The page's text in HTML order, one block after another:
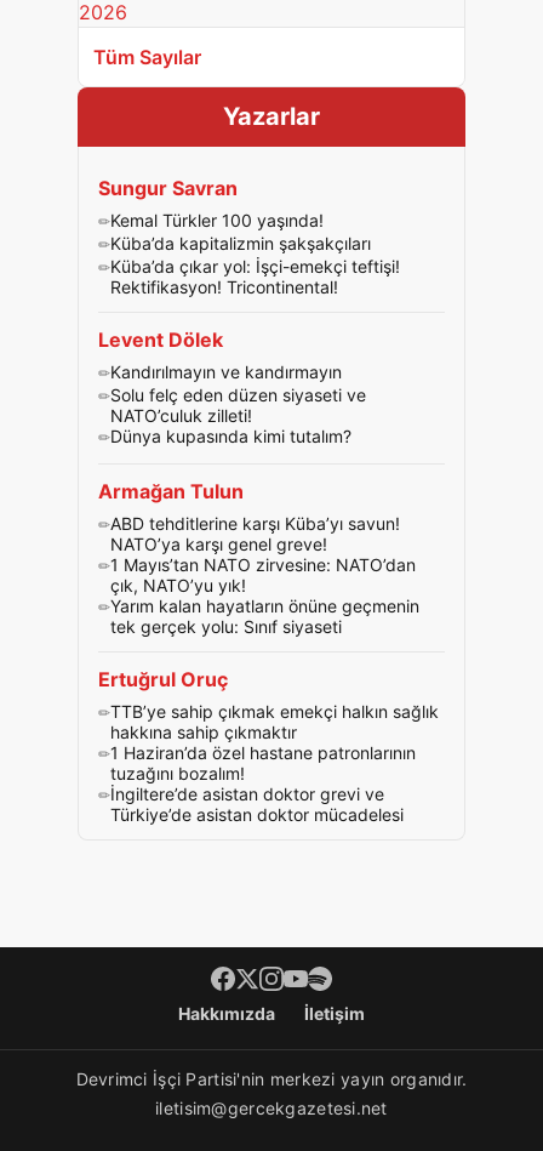
Tüm Sayılar
Yazarlar
Sungur Savran
Kemal Türkler 100 yaşında!
Küba’da kapitalizmin şakşakçıları
Küba’da çıkar yol: İşçi-emekçi teftişi!
Rektifikasyon! Tricontinental!
Levent Dölek
Kandırılmayın ve kandırmayın
Solu felç eden düzen siyaseti ve
NATO’culuk zilleti!
Dünya kupasında kimi tutalım?
Armağan Tulun
ABD tehditlerine karşı Küba’yı savun!
NATO’ya karşı genel greve!
1 Mayıs’tan NATO zirvesine: NATO’dan
çık, NATO’yu yık!
Yarım kalan hayatların önüne geçmenin
tek gerçek yolu: Sınıf siyaseti
Ertuğrul Oruç
TTB’ye sahip çıkmak emekçi halkın sağlık
hakkına sahip çıkmaktır
1 Haziran’da özel hastane patronlarının
tuzağını bozalım!
İngiltere’de asistan doktor grevi ve
Türkiye’de asistan doktor mücadelesi
Footer menüHakkımızda İletişim
Devrimci İşçi Partisi'nin merkezi yayın organıdır.
iletisim@gercekgazetesi.net